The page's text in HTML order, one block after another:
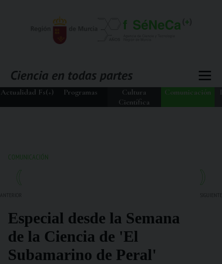
Actualidad Fs(+) Programas
Cultura
Científica
Comunicación
COMUNICACIÓN
Especial desde la Semana
de la Ciencia de 'El
Subamarino de Peral'